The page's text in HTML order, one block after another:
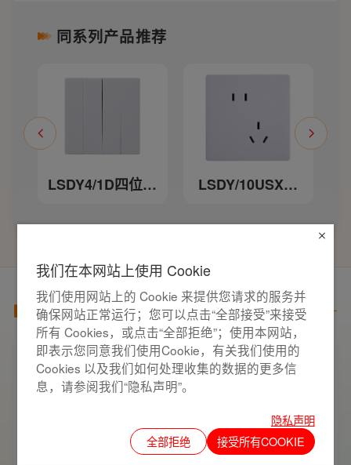
同系列产品推荐
LSDY4/1D四位单
白色
LSDY/10USX单
插座-瓷白色
产品百科
家用开关电气套装选购要点，开关插座“七
看”甄选技巧
开关插座作为家装电气系统的核心配件，直接
响着长期居住体验。想要一站式搞定全屋电气
选材，选对一套靠谱的家用开关电气套装尤为
浏览数：405
联塑建材教您如何鉴别开关插座内部铜片
我们在本网站上使用 Cookie
我们使用网站上的 Cookie 来提供您请求的服务并
确保网站正常运行；您可以点击“全部接受”来接受
所有 Cookies，或点击“全部拒绝”；使用本网站，
即表示您同意我们使用Cookie，有关我们使用的
Cookies 以及我们如何处理收集的数据的更多信
息，请参阅我们“隐私声明”。
隐私声明
全部拒绝
接受所有COOKIE